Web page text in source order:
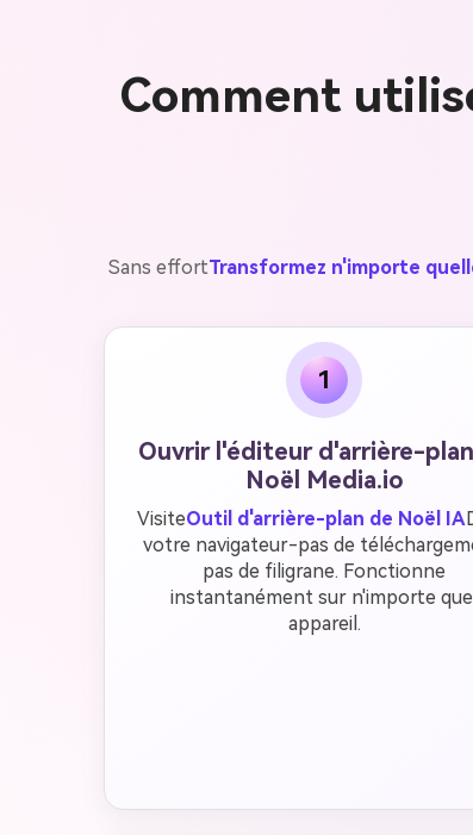
Comment
Sans effortTransformez n'importe
1
Ouvrir l'éditeur d'arrière-
Noël Media.io
VisiteOutil d'arrière-plan de Noël IA
votre navigateur-pas de
pas de filigrane. Fonctionne
instantanément sur n'importe quel
appareil.